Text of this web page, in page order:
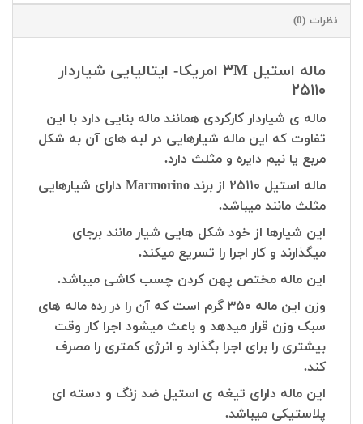
نظرات (0)
ماله استیل ۳M امریکا- ایتالیایی شیاردار
۲۵۱۱۰
ماله ی شیاردار کارکردی همانند ماله بنایی دارد با این
تفاوت که این ماله شیارهایی در لبه های آن به شکل
مربع یا نیم دایره و مثلث دارد.
ماله استیل ۲۵۱۱۰ از برند Marmorino دارای شیارهایی
مثلث مانند میباشد.
این شیارها از خود شکل هایی شیار مانند برجای
میگذارند و کار اجرا را تسریع میکند.
این ماله مختص پهن کردن چسب کاشی میباشد.
وزن این ماله ۳۵۰ گرم است که آن را در رده ماله های
سبک وزن قرار میدهد و باعث میشود اجرا کار وقت
بیشتری را برای اجرا بگذارد و انرژی کمتری را مصرف
کند.
این ماله دارای تیغه ی استیل ضد زنگ و دسته ای
پلاستیکی میباشد.